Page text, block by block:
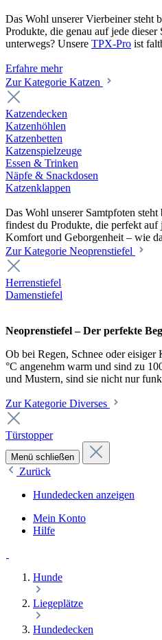
Das Wohl unserer Vierbeiner steht
Produkte, die genau auf jede
unterwegs? Unsere TPX-Pro ist
Erfahre mehr
Zur Kategorie Katzen
Katzendecken
Katzenhöhlen
Katzenbetten
Katzenspielzeuge
Essen & Trinken
Näpfe & Snackdosen
Katzenklappen
Das Wohl unserer Samtpfoten
findest du Produkte, die perfekt auf
Komfort und Geborgenheit – wie
Zur Kategorie Neoprenstiefel
Herrenstiefel
Damenstiefel
Neoprenstiefel – Der perfekte
Ob bei Regen, Schnee oder
°C angenehm warm und sind zu
und Mustern, sind sie nicht nur
Zur Kategorie Diverses
Türstopper
Menü schließen
Zurück
Hundedecken anzeigen
Mein Konto
Hilfe
Hunde
Liegeplätze
Hundedecken